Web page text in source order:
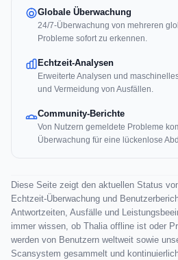
Globale Überwachung
24/7-Überwachung von mehreren
Probleme sofort zu erkennen.
Echtzeit-Analysen
Erweiterte Analysen und
und Vermeidung von Ausfällen.
Community-Berichte
Von Nutzern gemeldete Probleme
Überwachung für eine lückenlose
Diese Seite zeigt den aktuellen Status
Echtzeit-Überwachung und
Antwortzeiten, Ausfälle und
immer wissen, ob Thalia offline ist oder
werden von Benutzern weltweit sowie
Scansystem gesammelt und